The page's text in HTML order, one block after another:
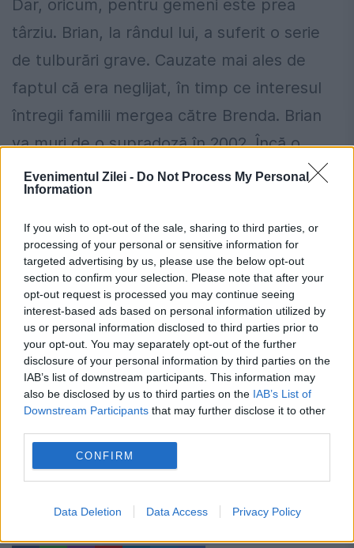
Evenimentul Zilei - Do Not Process My Personal
Information
If you wish to opt-out of the sale, sharing to third parties, or
processing of your personal or sensitive information for
targeted advertising by us, please use the below opt-out
section to confirm your selection. Please note that after your
opt-out request is processed you may continue seeing
interest-based ads based on personal information utilized by
us or personal information disclosed to third parties prior to
your opt-out. You may separately opt-out of the further
disclosure of your personal information by third parties on the
IAB’s list of downstream participants. This information may
also be disclosed by us to third parties on the IAB’s List of
Downstream Participants that may further disclose it to other
CONFIRM
Data Deletion Data Access Privacy Policy
Dar, oricum, pentru gemeni este prea
târziu. Brian, la rândul lui, a suferit o serie
de tulburări grave. Cauzate mai ales de
faptul că era neglijat, în timp ce interesul
întregii familii mergea către Brenda. Brian
va muri de o supradoză în 2002. Încă o
lovitură pentru David, a cărui căsnicie
șchioapătă și care are probleme financiare.
Se va sinucide la, rândul lui, în 2004.
România, în pericol de blackout? Expert
în energie: „Trebuie să accelerăm cât se
poate de repede acele investiții”
Cum verifici dacă ai datorii la Primărie?
Metoda prin care afli online dacă ai
restanțe la taxe și impozite